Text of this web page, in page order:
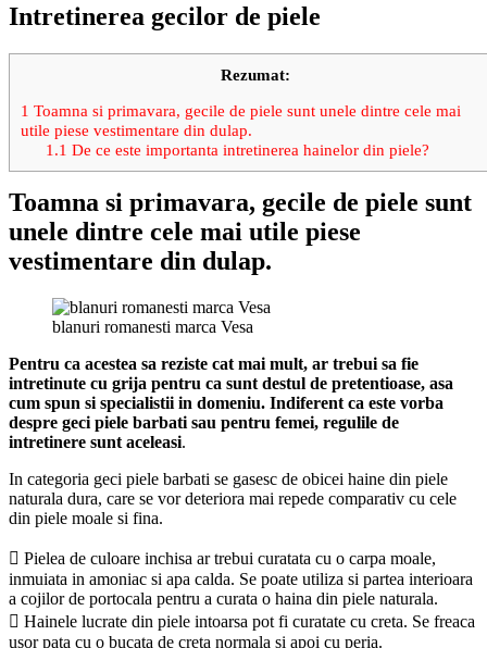
Intretinerea gecilor de piele
Rezumat:
1 Toamna si primavara, gecile de piele sunt unele dintre cele mai
utile piese vestimentare din dulap.
1.1 De ce este importanta intretinerea hainelor din piele?
Toamna si primavara, gecile de piele sunt
unele dintre cele mai utile piese
vestimentare din dulap.
blanuri romanesti marca Vesa
Pentru ca acestea sa reziste cat mai mult, ar trebui sa fie
intretinute cu grija pentru ca sunt destul de pretentioase, asa
cum spun si specialistii in domeniu. Indiferent ca este vorba
despre geci piele barbati sau pentru femei, regulile de
intretinere sunt aceleasi.
In categoria geci piele barbati se gasesc de obicei haine din piele
naturala dura, care se vor deteriora mai repede comparativ cu cele
din piele moale si fina.
 Pielea de culoare inchisa ar trebui curatata cu o carpa moale,
inmuiata in amoniac si apa calda. Se poate utiliza si partea interioara
a cojilor de portocala pentru a curata o haina din piele naturala.
 Hainele lucrate din piele intoarsa pot fi curatate cu creta. Se freaca
usor pata cu o bucata de creta normala si apoi cu peria.